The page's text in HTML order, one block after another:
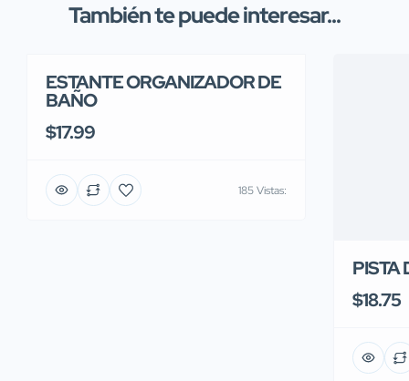
También te puede interesar...
ESTANTE ORGANIZADOR DE
BAÑO
$17.99
185 Vistas:
PISTA
$18.75